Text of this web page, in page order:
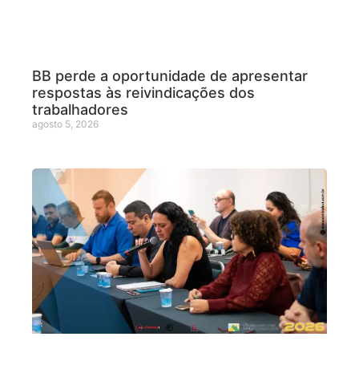
BB perde a oportunidade de apresentar
respostas às reivindicações dos
trabalhadores
agosto 5, 2026